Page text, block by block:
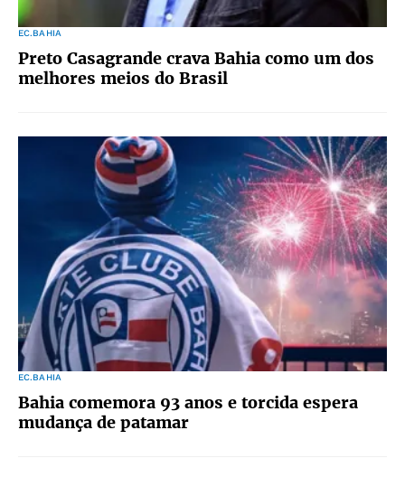
EC.BAHIA
Preto Casagrande crava Bahia como um dos
melhores meios do Brasil
EC.BAHIA
Bahia comemora 93 anos e torcida espera
mudança de patamar